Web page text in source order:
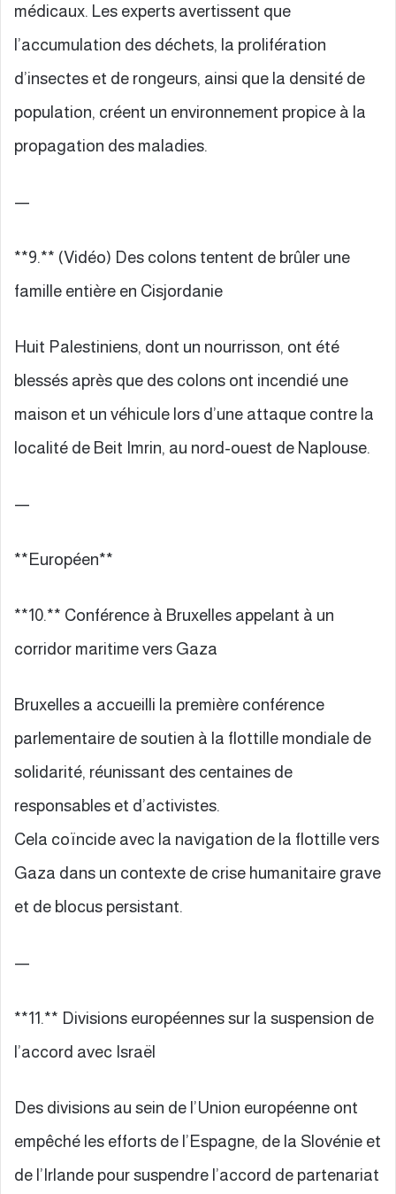
médicaux. Les experts avertissent que
l’accumulation des déchets, la prolifération
d’insectes et de rongeurs, ainsi que la densité de
population, créent un environnement propice à la
propagation des maladies.
—
**9.** (Vidéo) Des colons tentent de brûler une
famille entière en Cisjordanie
Huit Palestiniens, dont un nourrisson, ont été
blessés après que des colons ont incendié une
maison et un véhicule lors d’une attaque contre la
localité de Beit Imrin, au nord-ouest de Naplouse.
—
**Européen**
**10.** Conférence à Bruxelles appelant à un
corridor maritime vers Gaza
Bruxelles a accueilli la première conférence
parlementaire de soutien à la flottille mondiale de
solidarité, réunissant des centaines de
responsables et d’activistes.
Cela coïncide avec la navigation de la flottille vers
Gaza dans un contexte de crise humanitaire grave
et de blocus persistant.
—
**11.** Divisions européennes sur la suspension de
l’accord avec Israël
Des divisions au sein de l’Union européenne ont
empêché les efforts de l’Espagne, de la Slovénie et
de l’Irlande pour suspendre l’accord de partenariat